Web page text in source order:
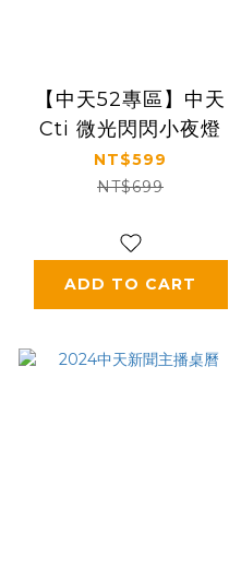
【中天52專區】中天
Cti 微光閃閃小夜燈
NT$599
NT$699
ADD TO CART